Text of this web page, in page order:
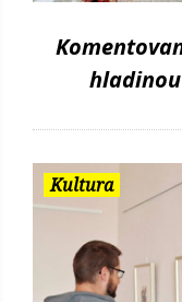
Kultura